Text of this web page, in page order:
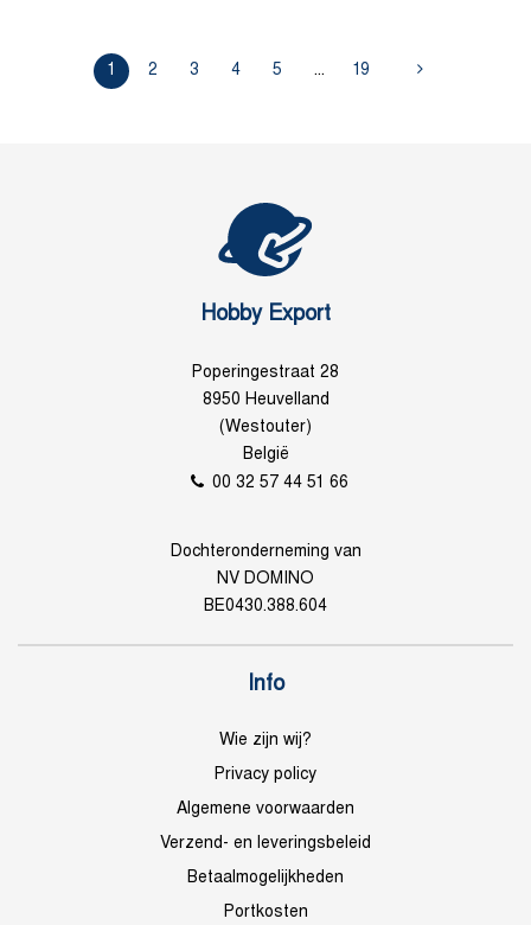
1 2 3 4 5 ... 19
Hobby Export
Poperingestraat 28
8950 Heuvelland
(Westouter)
België
00 32 57 44 51 66
Dochteronderneming van
NV DOMINO
BE0430.388.604
Info
Wie zijn wij?
Privacy policy
Algemene voorwaarden
Verzend- en leveringsbeleid
Betaalmogelijkheden
Portkosten